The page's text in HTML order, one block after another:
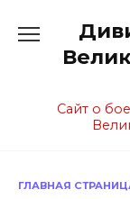
содержанию
Сайт о
ГЛАВНАЯ